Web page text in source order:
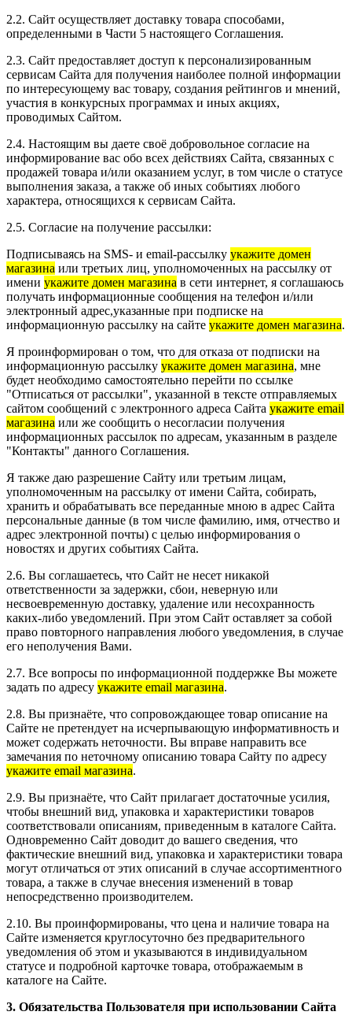
2.2. Сайт осуществляет доставку товара способами,
определенными в Части 5 настоящего Соглашения.
2.3. Сайт предоставляет доступ к персонализированным
сервисам Сайта для получения наиболее полной информации
по интересующему вас товару, создания рейтингов и мнений,
участия в конкурсных программах и иных акциях,
проводимых Сайтом.
2.4. Настоящим вы даете своё добровольное согласие на
информирование вас обо всех действиях Сайта, связанных с
продажей товара и/или оказанием услуг, в том числе о статусе
выполнения заказа, а также об иных событиях любого
характера, относящихся к сервисам Сайта.
2.5. Согласие на получение рассылки:
Подписываясь на SMS- и email-рассылку укажите домен
магазина или третьих лиц, уполномоченных на рассылку от
имени укажите домен магазина в сети интернет, я соглашаюсь
получать информационные сообщения на телефон и/или
электронный адрес,указанные при подписке на
информационную рассылку на сайте укажите домен магазина.
Я проинформирован о том, что для отказа от подписки на
информационную рассылку укажите домен магазина, мне
будет необходимо самостоятельно перейти по ссылке
"Отписаться от рассылки", указанной в тексте отправляемых
сайтом сообщений с электронного адреса Сайта укажите email
магазина или же сообщить о несогласии получения
информационных рассылок по адресам, указанным в разделе
"Контакты" данного Соглашения.
Я также даю разрешение Сайту или третьим лицам,
уполномоченным на рассылку от имени Сайта, собирать,
хранить и обрабатывать все переданные мною в адрес Сайта
персональные данные (в том числе фамилию, имя, отчество и
адрес электронной почты) с целью информирования о
новостях и других событиях Сайта.
2.6. Вы соглашаетесь, что Сайт не несет никакой
ответственности за задержки, сбои, неверную или
несвоевременную доставку, удаление или несохранность
каких-либо уведомлений. При этом Сайт оставляет за собой
право повторного направления любого уведомления, в случае
его неполучения Вами.
2.7. Все вопросы по информационной поддержке Вы можете
задать по адресу укажите email магазина.
2.8. Вы признаёте, что сопровождающее товар описание на
Сайте не претендует на исчерпывающую информативность и
может содержать неточности. Вы вправе направить все
замечания по неточному описанию товара Сайту по адресу
укажите email магазина.
2.9. Вы признаёте, что Сайт прилагает достаточные усилия,
чтобы внешний вид, упаковка и характеристики товаров
соответствовали описаниям, приведенным в каталоге Сайта.
Одновременно Сайт доводит до вашего сведения, что
фактические внешний вид, упаковка и характеристики товара
могут отличаться от этих описаний в случае ассортиментного
товара, а также в случае внесения изменений в товар
непосредственно производителем.
2.10. Вы проинформированы, что цена и наличие товара на
Сайте изменяется круглосуточно без предварительного
уведомления об этом и указываются в индивидуальном
статусе и подробной карточке товара, отображаемым в
каталоге на Сайте.
3. Обязательства Пользователя при использовании Сайта